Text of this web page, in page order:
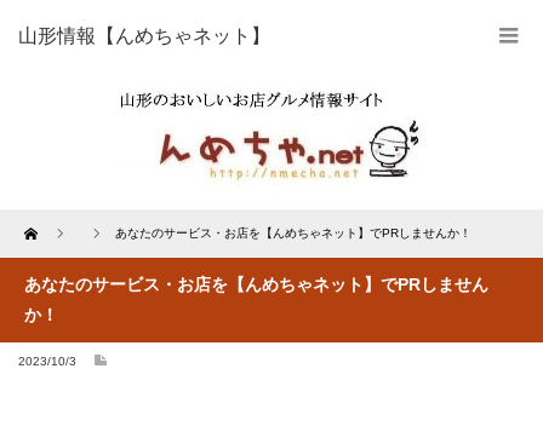
山形情報【んめちゃネット】
Home あなたのサービス・お店を【んめちゃネット】でPRしませんか！
あなたのサービス・お店を【んめちゃネット】でPRしません
か！
2023/10/3